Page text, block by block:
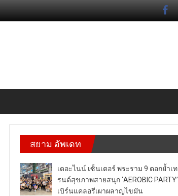
สยาม อัพเดท
เดอะไนน์ เซ็นเตอร์ พระราม 9 ตอกย้ำเท
รนด์สุขภาพสายสนุก ‘AEROBIC PARTY’
เบิร์นแคลอรีเผาผลาญไขมัน